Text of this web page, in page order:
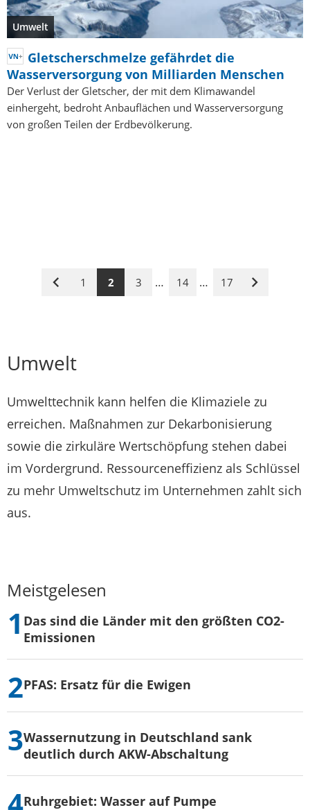
Umwelt
Gletscherschmelze gefährdet die
Wasserversorgung von Milliarden Menschen
Der Verlust der Gletscher, der mit dem Klimawandel
einhergeht, bedroht Anbauflächen und Wasserversorgung
von großen Teilen der Erdbevölkerung.
Vorige
1 2 3 … 14 … 17
Nächste
Umwelt
Umwelttechnik kann helfen die Klimaziele zu
erreichen. Maßnahmen zur Dekarbonisierung
sowie die zirkuläre Wertschöpfung stehen dabei
im Vordergrund. Ressourceneffizienz als Schlüssel
zu mehr Umweltschutz im Unternehmen zahlt sich
aus.
Meistgelesen
Das sind die Länder mit den größten CO2-
Emissionen
PFAS: Ersatz für die Ewigen
Wassernutzung in Deutschland sank
deutlich durch AKW-Abschaltung
Ruhrgebiet: Wasser auf Pumpe